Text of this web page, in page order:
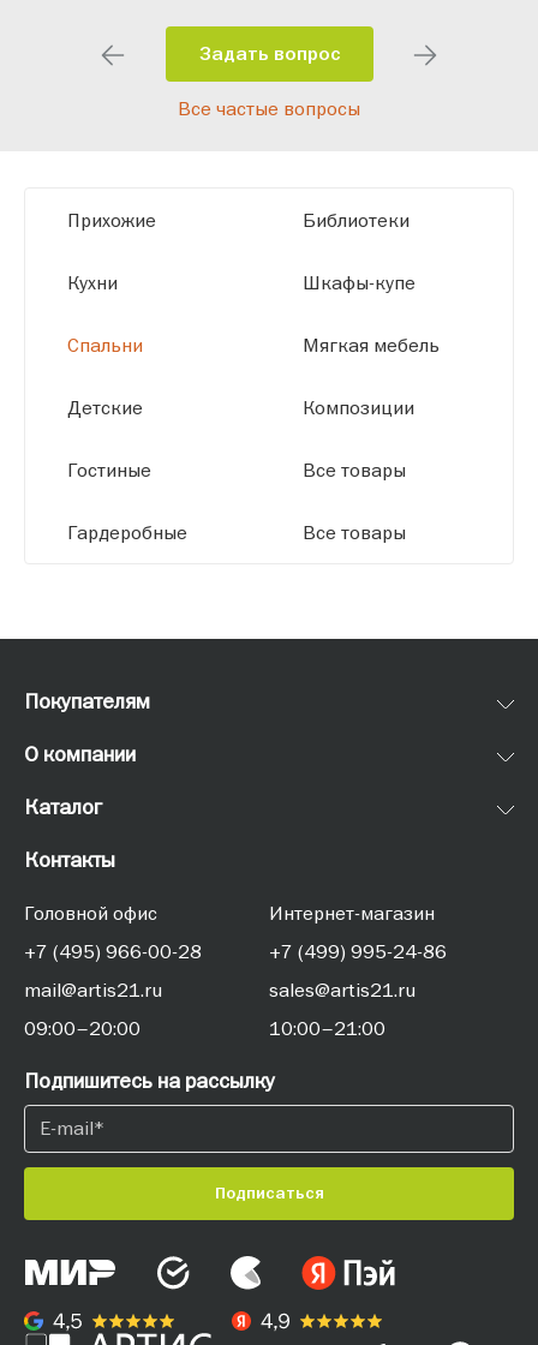
помещения и личные пожелания.
Благодаря современному
высокотехнологичному оборудованию
размерам.
Задать вопрос
Все частые вопросы
Прихожие
Кухни
Спальни
Детские
Гостиные
Гардеробные
Библиотеки
Шкафы-купе
Мягкая мебель
Композиции
Все товары
Все товары
Покупателям
О компании
Каталог
Контакты
Головной офис
+7 (495) 966-00-28
mail@artis21.ru
09:00–20:00
Интернет-магазин
+7 (499) 995-24-86
sales@artis21.ru
10:00–21:00
Подпишитесь на рассылку
Подписаться